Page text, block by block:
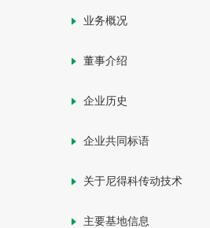
业务概况
董事介绍
企业历史
企业共同标语
关于尼得科传动技术
主要基地信息